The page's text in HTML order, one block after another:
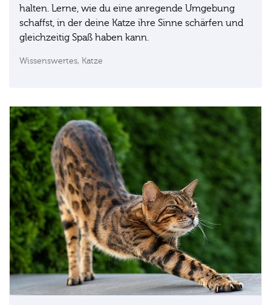
halten. Lerne, wie du eine anregende Umgebung
schaffst, in der deine Katze ihre Sinne schärfen und
gleichzeitig Spaß haben kann.
Wissenswertes, Katze